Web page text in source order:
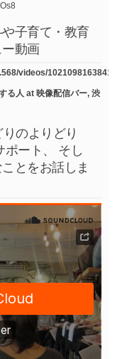
子育て・教育
動画
videos/
る人 at 映像配信バー, 渋
のよりどり
ポート、 そし
とをお話しま